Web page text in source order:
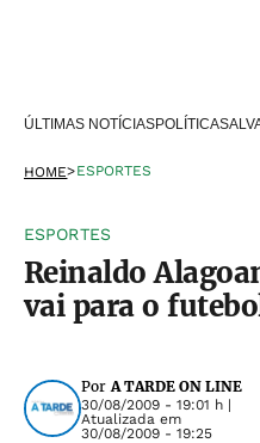
ÚLTIMAS NOTÍCIASPOLÍTICA
HOME>ESPORTES
ESPORTES
Reinaldo
vai para o
PorA TARDE ON LINE
30/08/2009 - 19:01 h |
Atualizada em
30/08/2009 - 19:25